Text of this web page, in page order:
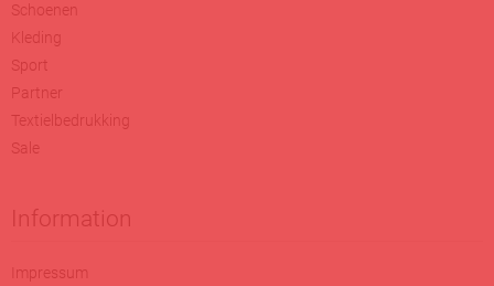
Schoenen
Kleding
Sport
Partner
Textielbedrukking
Sale
Information
Impressum